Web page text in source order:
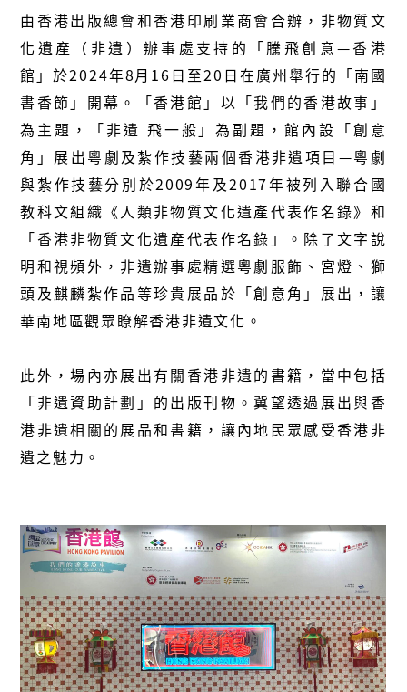
由香港出版總會和香港印刷業商會合辦，非物質文
化遺產（非遺）辦事處支持的「騰飛創意—香港
館」於2024年8月16日至20日在廣州舉行的「南國
書香節」開幕。「香港館」以「我們的香港故事」
為主題，「非遺 飛一般」為副題，館內設「創意
角」展出粵劇及紮作技藝兩個香港非遺項目—粵劇
與紮作技藝分別於2009年及2017年被列入聯合國
教科文組織《人類非物質文化遺產代表作名錄》和
「香港非物質文化遺產代表作名錄」。除了文字說
明和視頻外，非遺辦事處精選粵劇服飾、宮燈、獅
頭及麒麟紮作品等珍貴展品於「創意角」展出，讓
華南地區觀眾瞭解香港非遺文化。
此外，場內亦展出有關香港非遺的書籍，當中包括
「非遺資助計劃」的出版刊物。冀望透過展出與香
港非遺相關的展品和書籍，讓內地民眾感受香港非
遺之魅力。